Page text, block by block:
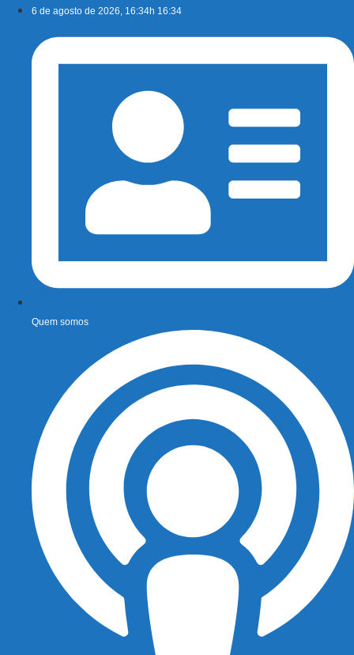
conteúdo
6 de agosto de 2026, 16:34h 16:34
Quem somos